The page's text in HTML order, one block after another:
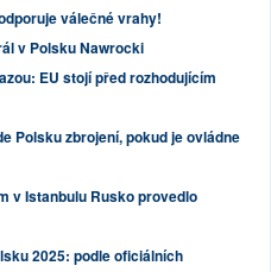
válečné vrahy!
v Polsku Nawrocki
EU stojí před rozhodujícím
Polsku zbrojení, pokud je ovládne
v Istanbulu Rusko provedlo
2025: podle oficiálních